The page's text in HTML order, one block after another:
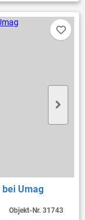
bei Umag
Objekt-Nr.31743